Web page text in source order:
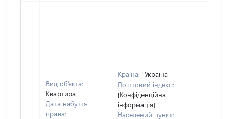
Вид об'єкта:
Квартира
Дата набуття
права:
Країна:
Україна
Поштовий індекс:
[Конфіденційна
інформація]
Населений пункт: